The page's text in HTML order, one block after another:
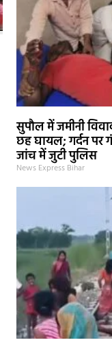
सुपौल में जमीनी
छह घायल; गर्दन पर
जांच में जुटी पुलिस
News Express Bihar